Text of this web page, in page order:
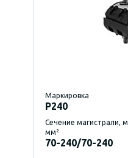
Маркировка
P240
Сечение магистрали,
мм²
70-240/70-240